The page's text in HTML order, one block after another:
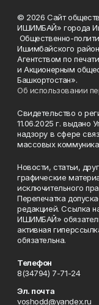
© 2026 Сайт
ИШИМБАЙ» города
Общественно-
Ишимбайского
Агентством по
и Акционерным
Башкортостан».
Об использовании
Свидетельство о
11.06.2025 г.
надзору в сфере
массовых
Новости, статьи,
графические
исключительного
Перепечатка
редакцией. Ссылка
ИШИМБАЙ»
активная
обязательна.
Телефон
8(34794) 7-71-24
Эл. почта
voshodd@yandex.ru